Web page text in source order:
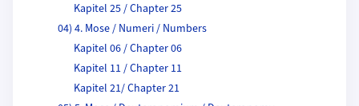
Kapitel 25 / Chapter 25
04) 4. Mose / Numeri / Numbers
Kapitel 06 / Chapter 06
Kapitel 11 / Chapter 11
Kapitel 21/ Chapter 21